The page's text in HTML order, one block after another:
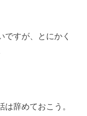
ですが、とにかく
辞めておこう。